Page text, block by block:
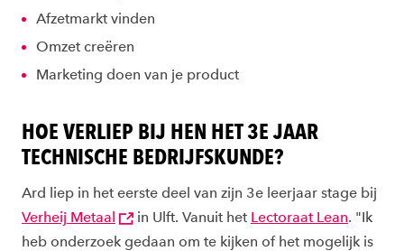
Afzetmarkt vinden
Omzet creëren
Marketing doen van je product
HOE VERLIEP BIJ HEN HET 3E JAAR
TECHNISCHE BEDRIJFSKUNDE?
Ard liep in het eerste deel van zijn 3e leerjaar stage bij
Verheij Metaal
in Ulft. Vanuit het Lectoraat Lean. "Ik
heb onderzoek gedaan om te kijken of het mogelijk is